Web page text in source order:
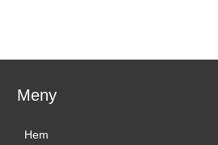
Meny
Hem